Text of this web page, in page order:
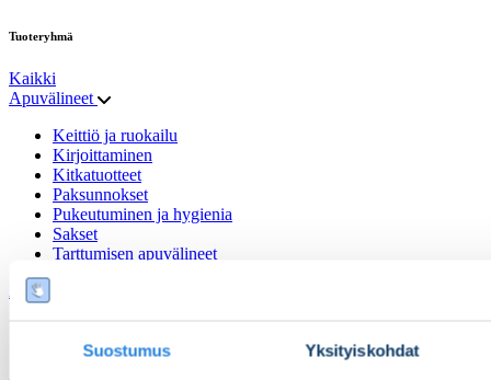
Suostumus Yksityiskohdat
Tuoteryhmä
Kaikki
Apuvälineet
Keittiö ja ruokailu
Kirjoittaminen
Kitkatuotteet
Paksunnokset
Pukeutuminen ja hygienia
Sakset
Tarttumisen apuvälineet
Arvenhoito
Muut arvenhoitotuotteet